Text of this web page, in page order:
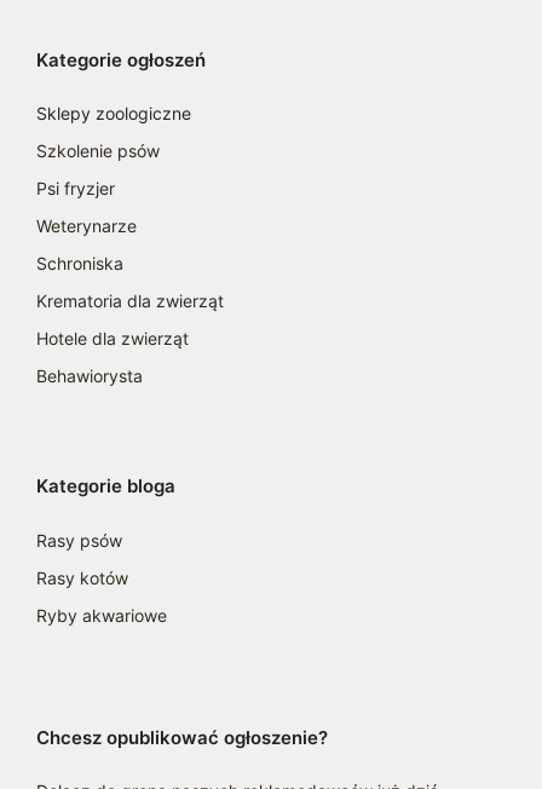
Kategorie ogłoszeń
Sklepy zoologiczne
Szkolenie psów
Psi fryzjer
Weterynarze
Schroniska
Krematoria dla zwierząt
Hotele dla zwierząt
Behawiorysta
Kategorie bloga
Rasy psów
Rasy kotów
Ryby akwariowe
Chcesz opublikować ogłoszenie?